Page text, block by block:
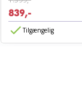
839,-
Tilgængelig